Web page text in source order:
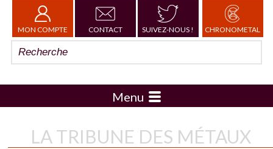
MON COMPTE CONTACT SUIVEZ-NOUS ! CHRONOMETAL
Menu
LA TRIBUNE DES MÉTAUX